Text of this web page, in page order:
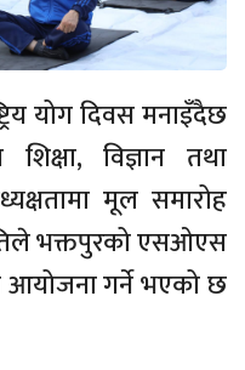
योग दिवस मनाइँदैछ
विज्ञान तथा
मूल समारोह
भक्तपुरको एसओएस
आयोजना गर्ने भएको छ